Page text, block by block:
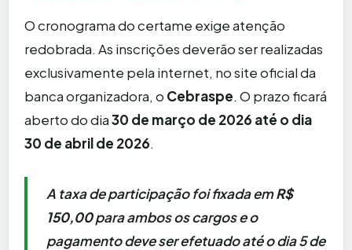
O cronograma do certame exige atenção
redobrada. As inscrições deverão ser realizadas
exclusivamente pela internet, no site oficial da
banca organizadora, o Cebraspe. O prazo ficará
aberto do dia30 de março de 2026 até o dia
30 de abril de 2026.
A taxa de participação foi fixada emR$
150,00para ambos os cargos e o
pagamento deve ser efetuado até o dia 5 de